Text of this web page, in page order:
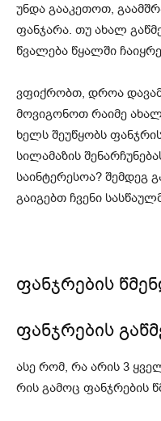
უნდა გააკეთოთ,
ფანჯარა. თუ ახალ
წვალება წყალში
ვფიქრობთ, დროა
მოვიგონოთ რაიმე
ხელს შეუწყობს
სილამაზის
საინტერესოა? შემდეგ
გაიგებთ ჩვენი
ფანჯრების
ფანჯრების
ასე რომ, რა არის 3
რის გამოც ფანჯრების